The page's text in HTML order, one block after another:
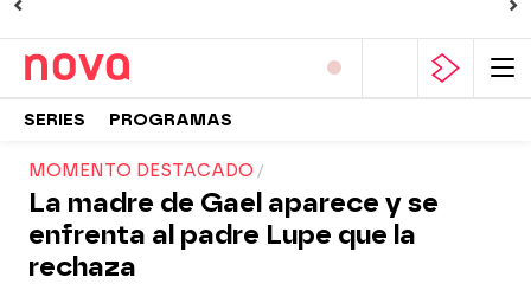
SERIES PROGRAMAS
MOMENTO DESTACADO
La madre de Gael aparece y se
enfrenta al padre Lupe que la
rechaza